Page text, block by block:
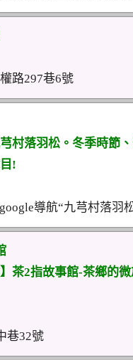
路297巷6號
芎村落羽松。冬季時節
!
導航“九芎村落羽
】茶2指故事館-茶鄉的
巷32號